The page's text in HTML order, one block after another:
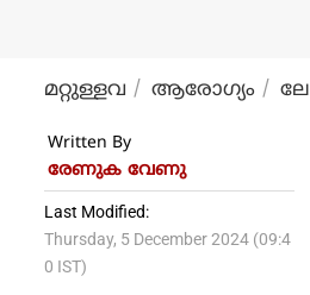
മറ്റുള്ളവ ആരോഗ്യം
Written By
രേണുക വേണു
Last Modified:
Thursday, 5 December 2024 (09:4
0 IST)